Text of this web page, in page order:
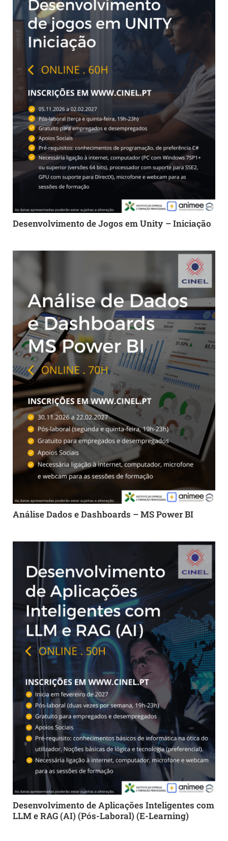
Desenvolvimento de Jogos em Unity – Iniciação
Análise Dados e Dashboards – MS Power BI
Desenvolvimento de Aplicações Inteligentes com
LLM e RAG (AI) (Pós-Laboral) (E-Learning)